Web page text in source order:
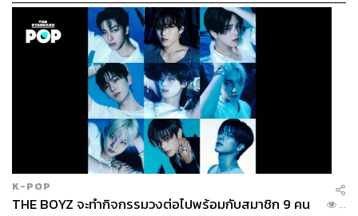
K-POP
THE BOYZ จะทำกิจกรรมวงต่อไปพร้อมกับสมาชิก 9 คน
...